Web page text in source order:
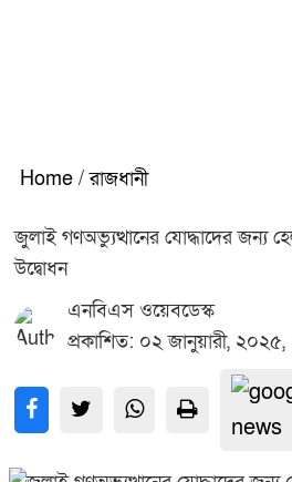
Home / রাজধানী
জুলাই গণঅভ্যুত্থানের যোদ্ধাদের জন্য
উদ্বোধন
এনবিএস ওয়েবডেস্ক
প্রকাশিত: ০২ জানুয়ারী,